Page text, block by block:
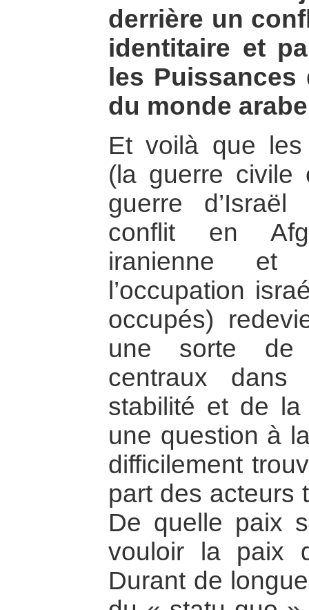
derrière un
identitaire et
les
du monde
Et voilà que les
(la guerre civile
guerre
conflit en
iranienne
l’occupation
occupés)
une sorte de
centraux
stabilité et de la
une question à
difficilement
part des acteurs
De quelle paix
vouloir la paix
Durant de